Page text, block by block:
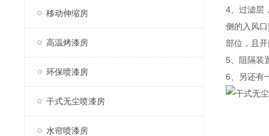
移动伸缩房
高温烤漆房
环保喷漆房
干式无尘喷漆房
水帘喷漆房
4、过滤层
侧的入风
部位，且
5、阻隔装
6、另还有